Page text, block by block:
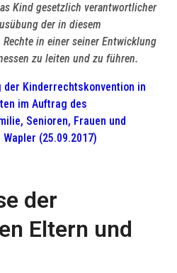
Kind gesetzlich verantwortlicher
der in diesem
in einer seiner Entwicklung
zu leiten und zu führen.
der Kinderrechtskonvention in
im Auftrag des
Senioren, Frauen und
(25.09.2017)
der
Eltern und